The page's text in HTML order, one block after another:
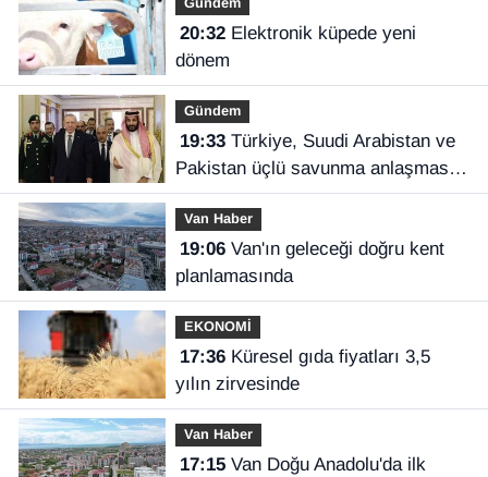
20:32Elektronik küpede yeni
dönem
Gündem
19:33Türkiye, Suudi Arabistan ve
Pakistan üçlü savunma anlaşması
imzaladı
Van Haber
19:06Van'ın geleceği doğru kent
planlamasında
EKONOMİ
17:36Küresel gıda fiyatları 3,5
yılın zirvesinde
Van Haber
17:15Van Doğu Anadolu'da ilk